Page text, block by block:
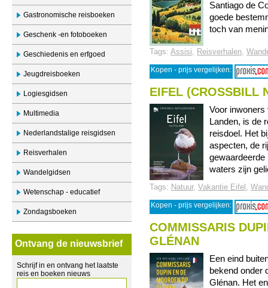
Gastronomische reisboeken
Geschenk -en fotoboeken
Geschiedenis en erfgoed
Jeugdreisboeken
Logiesgidsen
Multimedia
Nederlandstalige reisgidsen
Reisverhalen
Wandelgidsen
Wetenschap - educatief
Zondagsboeken
Ontvang de nieuwsbrief
Schrijf in en ontvang het laatste
reis en boeken nieuws
Santiago de
goede
toch van
Tags: Assisi, Reisverhalen,
Kopen - prijs vergelijken:
EIFEL (CROSSBILL
Voor inwoners
Landen, is de
reisdoel. Het
aspecten, de
gewaardeerde
waters zijn
Tags: Natuur, Vakantie Eifel ,
Kopen - prijs vergelijken:
COMMISSARIS
GLÉNAN
Een eind
bekend onder
Glénan. Het